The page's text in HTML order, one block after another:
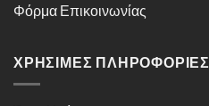
Φόρμα Επικοινωνίας
ΧΡΉΣΙΜΕΣ ΠΛΗΡΟΦΟΡΊΕΣ